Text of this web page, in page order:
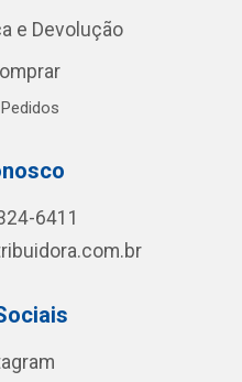
e Devolução
6411